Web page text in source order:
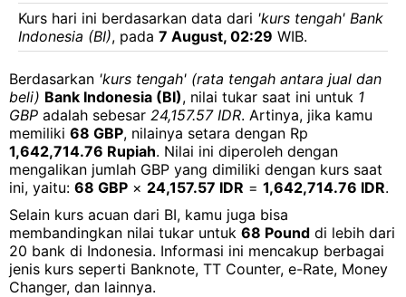
Kurs hari ini berdasarkan data dari 'kurs tengah' Bank
Indonesia (BI), pada 7 August, 02:29 WIB.
Berdasarkan 'kurs tengah' (rata tengah antara jual dan
beli) Bank Indonesia (BI), nilai tukar saat ini untuk 1
GBP adalah sebesar 24,157.57 IDR. Artinya, jika kamu
memiliki 68 GBP, nilainya setara dengan Rp
1,642,714.76 Rupiah. Nilai ini diperoleh dengan
mengalikan jumlah GBP yang dimiliki dengan kurs saat
ini, yaitu: 68 GBP × 24,157.57 IDR = 1,642,714.76 IDR.
Selain kurs acuan dari BI, kamu juga bisa
membandingkan nilai tukar untuk 68 Pound di lebih dari
20 bank di Indonesia. Informasi ini mencakup berbagai
jenis kurs seperti Banknote, TT Counter, e-Rate, Money
Changer, dan lainnya.